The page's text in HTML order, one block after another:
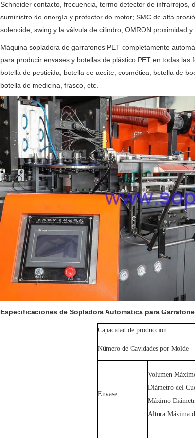
Schneider contacto, frecuencia, termo detector de
suministro de energía y protector de motor; SMC de alta
solenoide, swing y la válvula de cilindro; OMRON proximidad y
Máquina sopladora de garrafones PET completamente
para producir envases y botellas de plástico PET en todas
botella de pesticida, botella de aceite, cosmética, botella de
botella de medicina, frasco, etc.
Especificaciones de Sopladora Automatica para
Capacidad de producción
Número de Cavidades por Molde
Envase
Volumen
Diámetro del
Máximo
Altura Máxima